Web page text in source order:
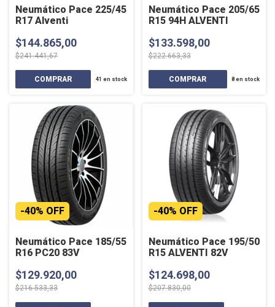
Neumático Pace 225/45
R17 Alventi
$144.865,00
$241.441,67
41 en stock
Neumático Pace 205/65
R15 94H ALVENTI
$133.598,00
$222.663,33
8 en stock
Neumático Pace 185/55
R16 PC20 83V
-40% OFF
$129.920,00
$216.533,33
Neumático Pace 195/50
R15 ALVENTI 82V
-40% OFF
$124.698,00
$207.830,00